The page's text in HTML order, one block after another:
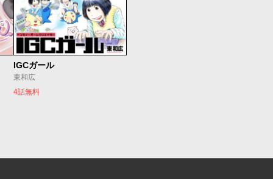
IGCガール
東和広
4話無料